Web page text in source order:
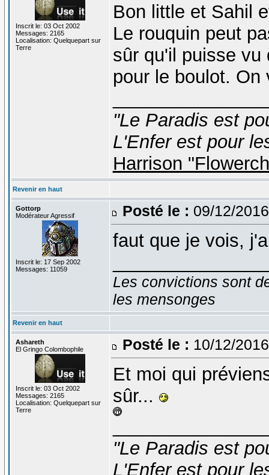
Inscrit le: 03 Oct 2002
Messages: 2165
Localisation: Quelquepart sur
Terre
Bon little et Sahil
Le rouquin peut
sûr qu'il puisse vu
pour le boulot.
"Le Paradis est
L'Enfer est pour
Harrison
Revenir en haut
Gottorp
Modérateur Agressif
Inscrit le: 17 Sep 2002
Messages: 11059
Posté le : 09/12/
faut que je vois,
Les convictions sont
les mensonges
Revenir en haut
Ashareth
El Gringo Colombophile
Inscrit le: 03 Oct 2002
Messages: 2165
Localisation: Quelquepart sur
Terre
Posté le : 10/12/
Et moi qui
sûr...
"Le Paradis est
L'Enfer est pour